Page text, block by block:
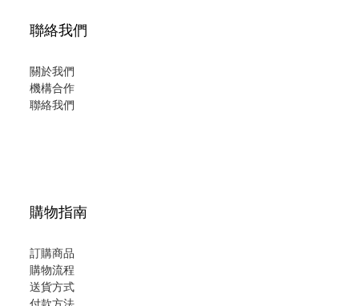
聯絡我們
關於我們
機構合作
聯絡我們
購物指南
訂購商品
購物流程
送貨方式